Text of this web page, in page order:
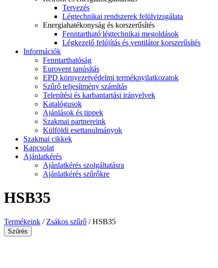
Tervezés
Légtechnikai rendszerek felülvizsgálata
Energiahatékonyság és korszerűsítés
Fenntartható légtechnikai megoldások
Légkezelő felújítás és ventilátor korszerűsítés
Információk
Fenntarthatóság
Eurovent tanúsítás
EPD környezetvédelmi terméknyilatkozatok
Szűrő teljesítmény számítás
Telepítési és karbantartási irányelvek
Katalógusok
Ajánlások és tippek
Szakmai partnereink
Külföldi esettanulmányok
Szakmai cikkek
Kapcsolat
Ajánlatkérés
Ajánlatkérés szolgáltatásra
Ajánlatkérés szűrőkre
HSB35
Termékeink / Zsákos szűrő / HSB35
Szűrés